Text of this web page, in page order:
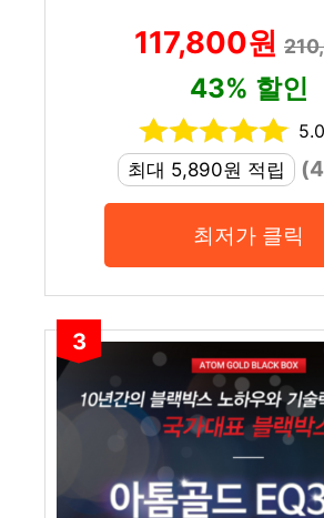
117,800원
43% 할인
최대 5,890원 적립
최저가 클릭
3